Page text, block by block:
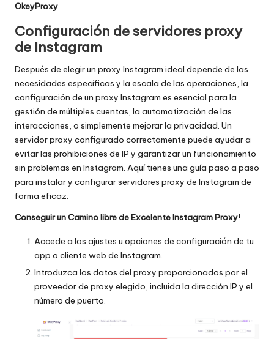
OkeyProxy.
Configuración de servidores proxy
de Instagram
Después de elegir un proxy Instagram ideal depende de las
necesidades específicas y la escala de las operaciones, la
configuración de un proxy Instagram es esencial para la
gestión de múltiples cuentas, la automatización de las
interacciones, o simplemente mejorar la privacidad. Un
servidor proxy configurado correctamente puede ayudar a
evitar las prohibiciones de IP y garantizar un funcionamiento
sin problemas en Instagram. Aquí tienes una guía paso a paso
para instalar y configurar servidores proxy de Instagram de
forma eficaz:
Conseguir unCamino librede Excelente Instagram Proxy!
Accede a los ajustes u opciones de configuración de tu
app o cliente web de Instagram.
Introduzca los datos del proxy proporcionados por el
proveedor de proxy elegido, incluida la dirección IP y el
número de puerto.